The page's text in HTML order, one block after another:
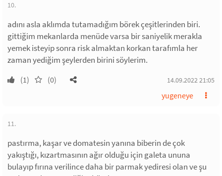
10.
adını asla aklımda tutamadığım börek çeşitlerinden biri.
gittiğim mekanlarda menüde varsa bir saniyelik merakla
yemek isteyip sonra risk almaktan korkan tarafımla her
zaman yediğim şeylerden birini söylerim.
(1) (0) 14.09.2022 21:05
yugeneye
11.
pastırma, kaşar ve domatesin yanına biberin de çok
yakıştığı, kızartmasının ağır olduğu için galeta ununa
bulayıp fırına verilince daha bir parmak yediresi olan ve şu